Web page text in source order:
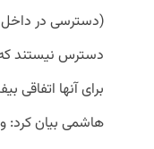
(دسترسی در داخل
دسترس نیستند که
برای آنها اتفاقی
هاشمی بیان کرد: